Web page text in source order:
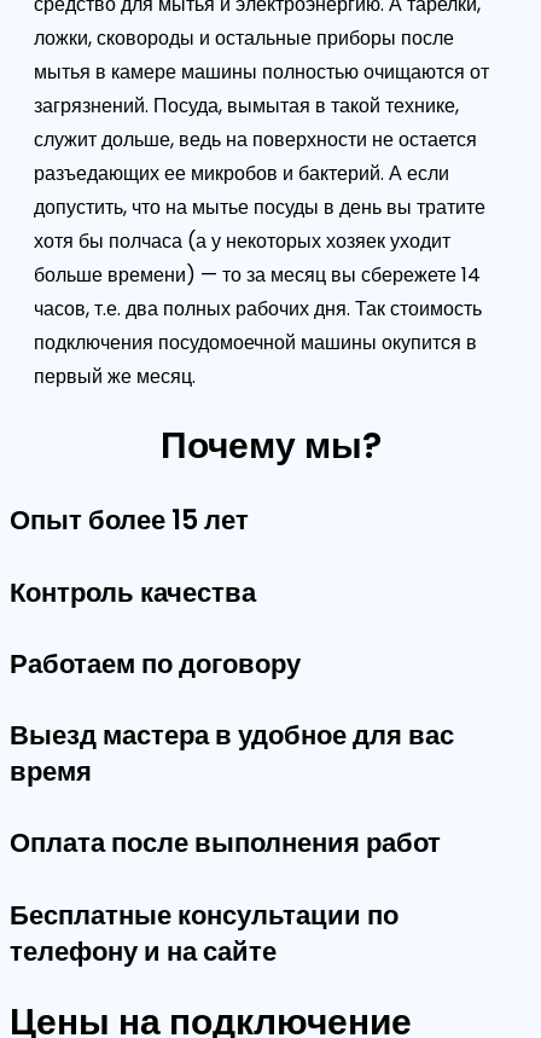
ложки, сковороды и остальные приборы после
мытья в камере машины полностью очищаются от
загрязнений. Посуда, вымытая в такой технике,
служит дольше, ведь на поверхности не остается
разъедающих ее микробов и бактерий. А если
допустить, что на мытье посуды в день вы тратите
хотя бы полчаса (а у некоторых хозяек уходит
больше времени) — то за месяц вы сбережете 14
часов, т.е. два полных рабочих дня. Так стоимость
подключения посудомоечной машины окупится в
первый же месяц.
Почему мы?
Опыт более 15 лет
Контроль качества
Работаем по договору
Выезд мастера в удобное для вас
время
Оплата после выполнения работ
Бесплатные консультации по
телефону и на сайте
Цены на подключение